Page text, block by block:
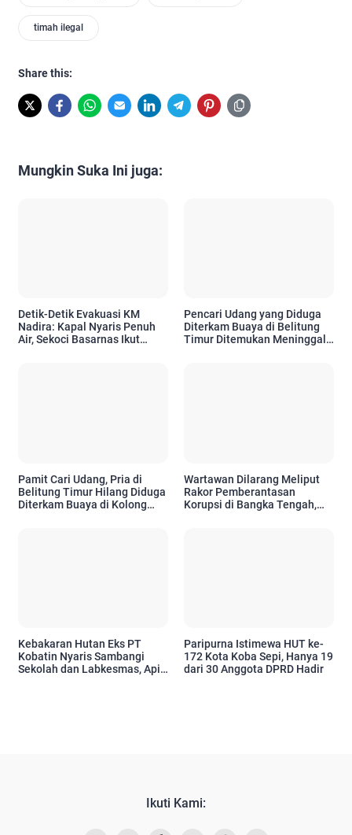
timah ilegal
Share this:
Mungkin Suka Ini juga:
Detik-Detik Evakuasi KM
Nadira: Kapal Nyaris Penuh
Air, Sekoci Basarnas Ikut
Pencari Udang yang Diduga
Diterkam Buaya di Belitung
Timur Ditemukan Meninggal,
Pamit Cari Udang, Pria di
Belitung Timur Hilang Diduga
Diterkam Buaya di Kolong
Wartawan Dilarang Meliput
Rakor Pemberantasan
Korupsi di Bangka Tengah,
Kebakaran Hutan Eks PT
Kobatin Nyaris Sambangi
Sekolah dan Labkesmas, Api
Paripurna Istimewa HUT ke-
172 Kota Koba Sepi, Hanya 19
dari 30 Anggota DPRD Hadir
Ikuti Kami: